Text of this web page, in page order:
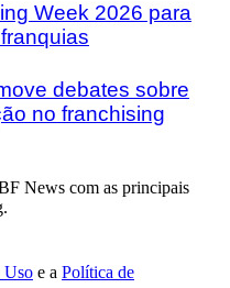
Week 2026 para
debates sobre
no franchising
News com as principais
Uso e a Política de